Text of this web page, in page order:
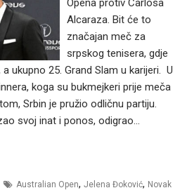
Opena protiv Carlosa
Alcaraza. Bit će to
značajan meč za
srpskog tenisera, gdje
ukupno 25. Grand Slam u karijeri. U
koga su bukmejkeri prije meča
Srbin je pružio odličnu partiju.
svoj inat i ponos, odigrao…
Australian Open,Jelena Đoković, Novak